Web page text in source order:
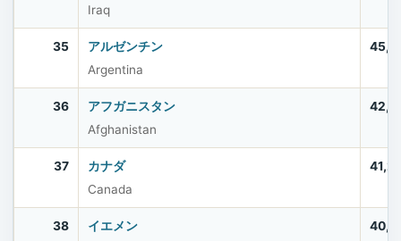
Iraq
35
アルゼンチン
Argentina
36
アフガニスタン
Afghanistan
37
カナダ
Canada
38
イエメン